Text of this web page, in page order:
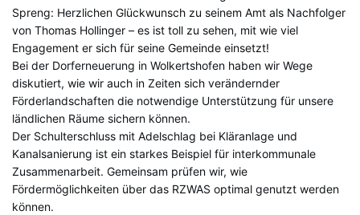
Spreng: Herzlichen Glückwunsch zu seinem Amt als Nachfolger
von Thomas Hollinger – es ist toll zu sehen, mit wie viel
Engagement er sich für seine Gemeinde einsetzt!
Bei der Dorferneuerung in Wolkertshofen haben wir Wege
diskutiert, wie wir auch in Zeiten sich verändernder
Förderlandschaften die notwendige Unterstützung für unsere
ländlichen Räume sichern können.
Der Schulterschluss mit Adelschlag bei Kläranlage und
Kanalsanierung ist ein starkes Beispiel für interkommunale
Zusammenarbeit. Gemeinsam prüfen wir, wie
Fördermöglichkeiten über das RZWAS optimal genutzt werden
können.